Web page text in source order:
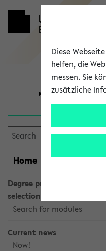
University
Home myeKVV
Degree programme
selection
Search for modules
Current news
Now!
Diese
helfen, die
messen. Sie
zusätzliche